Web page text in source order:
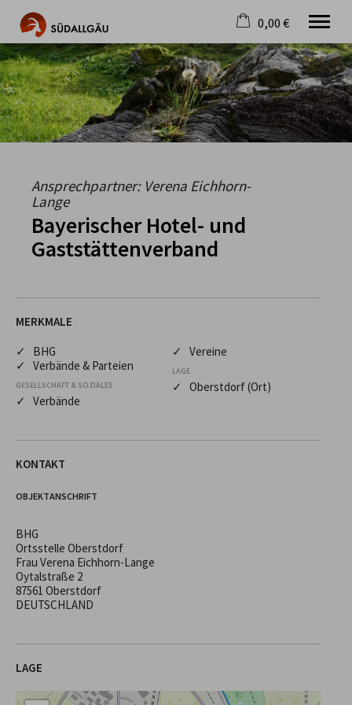
Die schönste Seite im Allgäu
Aktuell
Destination
Gastgeber
Wandern
Mountainbike
Tipps
Jobs
0,00 €
×
Warenkorb ist leer
Ansprechpartner: Verena Eichhorn-
Lange
Bayerischer Hotel- und
Gaststättenverband
MERKMALE
✓ BHG
✓ Verbände & Parteien
GESELLSCHAFT & SOZIALES
✓ Verbände
✓ Vereine
LAGE
✓ Oberstdorf (Ort)
KONTAKT
OBJEKTANSCHRIFT
BHG
Ortsstelle Oberstdorf
Frau Verena Eichhorn-Lange
Oytalstraße 2
87561 Oberstdorf
DEUTSCHLAND
LAGE